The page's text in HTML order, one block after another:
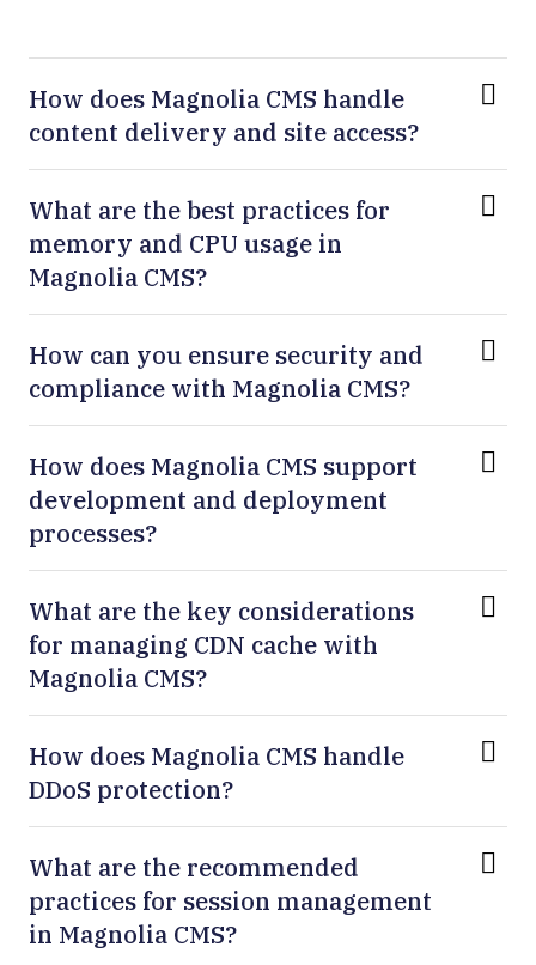
How does Magnolia CMS handle
content delivery and site access?
What are the best practices for
memory and CPU usage in
Magnolia CMS?
How can you ensure security and
compliance with Magnolia CMS?
How does Magnolia CMS support
development and deployment
processes?
What are the key considerations
for managing CDN cache with
Magnolia CMS?
How does Magnolia CMS handle
DDoS protection?
What are the recommended
practices for session management
in Magnolia CMS?